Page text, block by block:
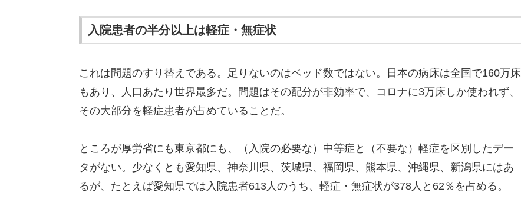
入院患者の半分以上は軽症・無症状
これは問題のすり替えである。足りないのはベッド数ではない。日本の病床は全国で160万床
もあり、人口あたり世界最多だ。問題はその配分が非効率で、コロナに3万床しか使われず、
その大部分を軽症患者が占めていることだ。
ところが厚労省にも東京都にも、（入院の必要な）中等症と（不要な）軽症を区別したデー
タがない。少なくとも愛知県、神奈川県、茨城県、福岡県、熊本県、沖縄県、新潟県にはあ
るが、たとえば愛知県では入院患者613人のうち、軽症・無症状が378人と62％を占める。